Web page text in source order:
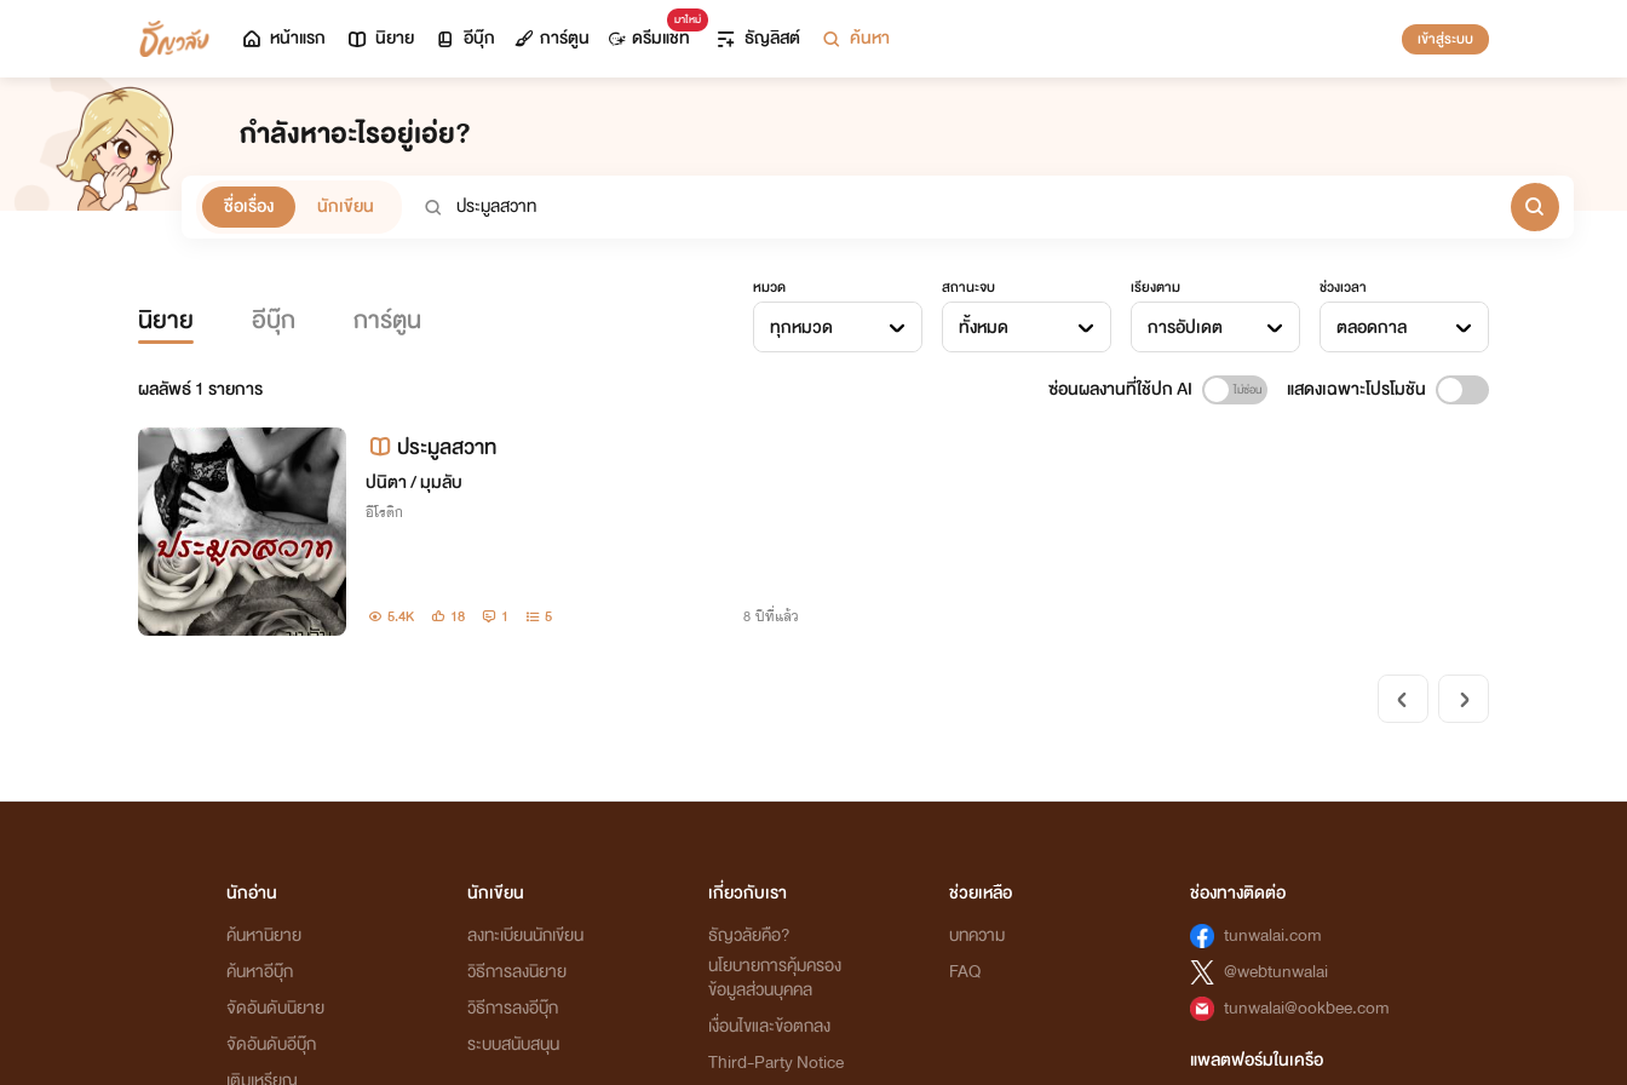
หน้าแรก นิยาย อีบุ๊ก การ์ตูน
มาใหม่
ดรีมแชท ธัญลิสต์ ค้นหา เข้าสู่ระบบ
กำลังหาอะไรอยู่เอ่ย?
ชื่อเรื่อง นักเขียน
นิยาย อีบุ๊ก การ์ตูน
หมวด
ทุกหมวด
สถานะจบ
ทั้งหมด
เรียงตาม
การอัปเดต
ช่วงเวลา
ตลอดกาล
ผลลัพธ์1 รายการ ซ่อนผลงานที่ใช้ปก AI แสดงเฉพาะโปรโมชัน
ประมูลสวาท
ปนิตา / มุมลับ
อีโรติก
5.4K 18 1 5 8 ปีที่แล้ว
นักอ่าน
ค้นหานิยาย
ค้นหาอีบุ๊ก
จัดอันดับนิยาย
จัดอันดับอีบุ๊ก
นักเขียน
ลงทะเบียนนักเขียน
วิธีการลงนิยาย
วิธีการลงอีบุ๊ก
ระบบสนับสนุน
เกี่ยวกับเรา
ธัญวลัยคือ?
นโยบายการคุ้มครอง
ข้อมูลส่วนบุคคล
เงื่อนไขและข้อตกลง
Third-Party Notice
ช่วยเหลือ
บทความ
FAQ
ช่องทางติดต่อ
tunwalai.com
@webtunwalai
tunwalai@ookbee.com
แพลตฟอร์มในเครือ